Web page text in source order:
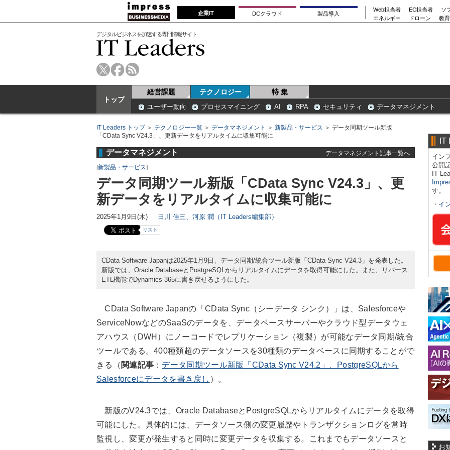
企業IT DCクラウド 製品導入
Web担当者 EC担当者
ソ
エネルギー
ドローン 教
デジタルビジネスを加速する専門情報サイト
トップ
経営課題 テクノロジー 特 集
ユーザー動向 プロセスマイニング AI RPA セキュリティ データマネジメント
IT Leaders トップ＞ テクノロジー一覧 ＞ データマネジメント ＞ 新製品・サービス ＞ データ同期ツール新版
「CData Sync V24.3」、更新データをリアルタイムに収集可能に
データマネジメント
データマネジメント記事一覧へ
[新製品・サービス]
データ同期ツール新版「CData Sync V24.3」、更
新データをリアルタイムに収集可能に
2025年1月9日(木) 日川 佳三、河原 潤（IT Leaders編集部）
リスト
CData Software Japanは2025年1月9日、データ同期/統合ツール新版「CData Sync V24.3」を発表した。
新版では、Oracle DatabaseとPostgreSQLからリアルタイムにデータを取得可能にした。また、リバース
ETL機能でDynamics 365に書き戻せるようにした。
CData Software Japanの「CData Sync（シーデータ シンク）」は、Salesforceや
ServiceNowなどのSaaSのデータを、データベースサーバーやクラウド型データウェ
アハウス（DWH）にノーコードでレプリケーション（複製）が可能なデータ同期/統合
ツールである。400種類超のデータソースを30種類のデータベースに同期することがで
きる（ 関連記事 ： データ同期ツール新版「CData Sync V24.2」、PostgreSQLから
Salesforceにデータを書き戻し ）。
新版のV24.3では、Oracle DatabaseとPostgreSQLからリアルタイムにデータを取得
可能にした。具体的には、データソース側の変更履歴やトランザクションログを常時
監視し、変更が発生すると同時に変更データを収集する。これまでもデータソースと
IT
イン
公開
IT
す。
・ イ
お